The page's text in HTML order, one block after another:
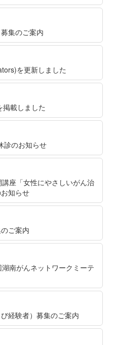
集のご案内
を更新しました
掲載しました
診のお知らせ
座「女性にやさしいがん治
知らせ
ご案内
南がんネットワークミーテ
経験者）募集のご案内